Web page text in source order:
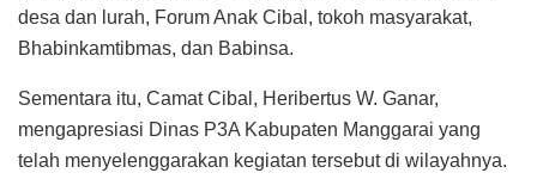
desa dan lurah, Forum Anak Cibal, tokoh masyarakat,
Bhabinkamtibmas, dan Babinsa.
Sementara itu, Camat Cibal, Heribertus W. Ganar,
mengapresiasi Dinas P3A Kabupaten Manggarai yang
telah menyelenggarakan kegiatan tersebut di wilayahnya.